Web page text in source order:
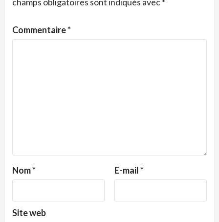
Commentaire*
Nom* E-mail*
Site web